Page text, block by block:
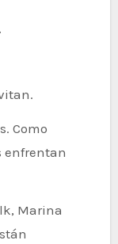
Como
enfrentan
Marina